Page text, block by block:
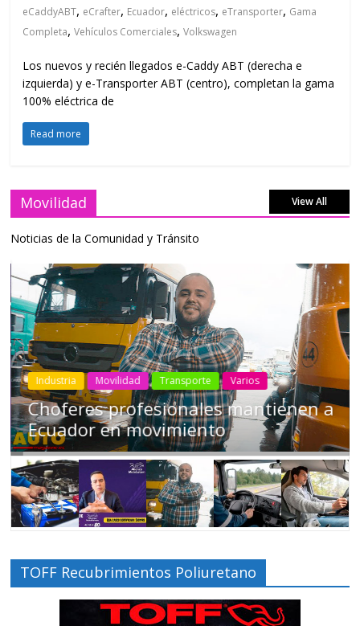
eCaddyABT, eCrafter, Ecuador, eléctricos, eTransporter, Gama
Completa,Vehículos Comerciales,Volkswagen
Los nuevos y recién llegados e-Caddy ABT (derecha e
izquierda) y e-Transporter ABT (centro), completan la gama
100% eléctrica de
Read more
Movilidad View All
Noticias de la Comunidad y Tránsito
Industria Movilidad Transporte Varios
Choferes profesionales mantienen a
Ecuador en movimiento
TOFF Recubrimientos Poliuretano